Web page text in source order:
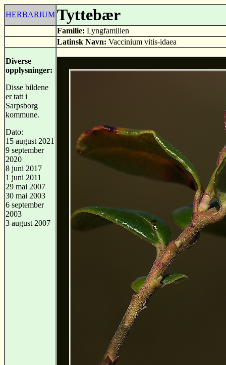
HERBARIUM Tyttebær
Familie: Lyngfamilien
Latinsk Navn: Vaccinium vitis-idaea
Diverse
opplysninger:
Disse bildene
er tatt i
Sarpsborg
kommune.
Dato:
15 august 2021
9 september
2020
8 juni 2017
1 juni 2011
29 mai 2007
30 mai 2003
6 september
2003
3 august 2007